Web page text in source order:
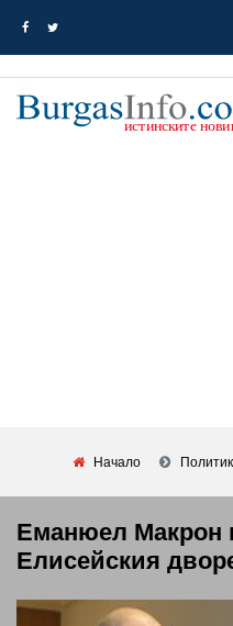
Начало
Еманюел Макрон
Елисейския